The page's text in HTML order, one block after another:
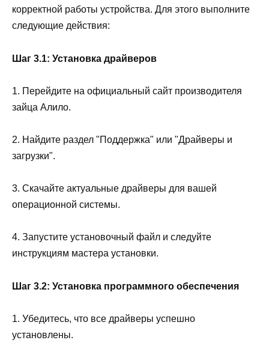
корректной работы устройства. Для этого выполните
следующие действия:
Шаг 3.1: Установка драйверов
1. Перейдите на официальный сайт производителя
зайца Алило.
2. Найдите раздел "Поддержка" или "Драйверы и
загрузки".
3. Скачайте актуальные драйверы для вашей
операционной системы.
4. Запустите установочный файл и следуйте
инструкциям мастера установки.
Шаг 3.2: Установка программного обеспечения
1. Убедитесь, что все драйверы успешно
установлены.